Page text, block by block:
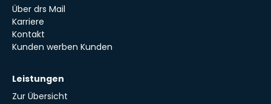
Über drs Mail
Karriere
Kontakt
Kunden werben Kunden
Leistungen
Zur Übersicht